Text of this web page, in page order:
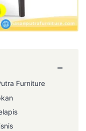
−
Furniture